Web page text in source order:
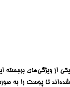
یکی از ویژگی‌های
شده‌اند تا پوست را به